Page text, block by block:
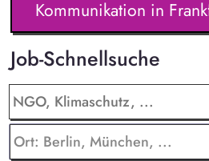
Kommunikation in
Job-Schnellsuche